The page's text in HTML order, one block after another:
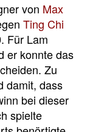
von Max
Ting Chi
Für Lam
er konnte das
Zu
damit, dass
bei dieser
spielte